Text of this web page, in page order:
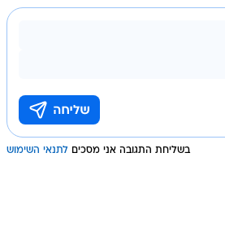
בשליחת התגובה אני מסכים לתנאי השימוש